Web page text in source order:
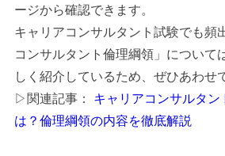
ージから確認できます。
キャリアコンサルタント試験でも頻
コンサルタント倫理綱領」について
しく紹介しているため、ぜひあわせ
▷関連記事： キャリアコンサルタン
は？倫理綱領の内容を徹底解説